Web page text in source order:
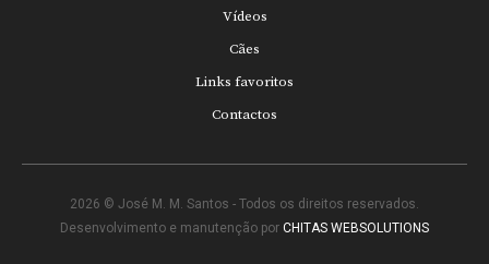
Vídeos
Cães
Links favoritos
Contactos
2026 © José M. M. Santos - Todos os direitos reservados.
Desenvolvimento e manutenção por CHITAS WEBSOLUTIONS